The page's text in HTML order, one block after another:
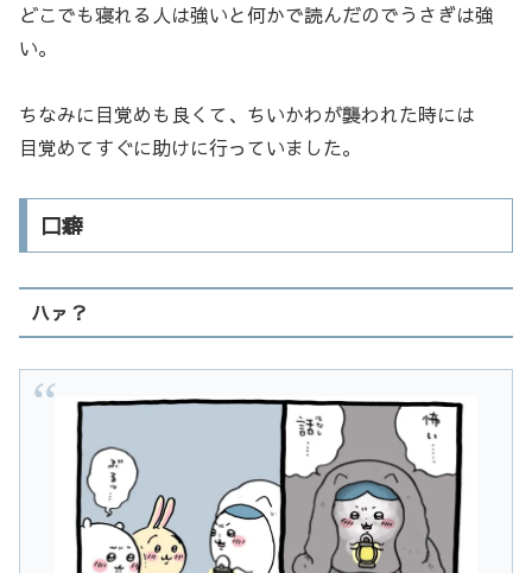
どこでも寝れる人は強いと何かで読んだのでうさぎは強
い。
ちなみに目覚めも良くて、ちいかわが襲われた時には
目覚めてすぐに助けに行っていました。
口癖
ハァ？